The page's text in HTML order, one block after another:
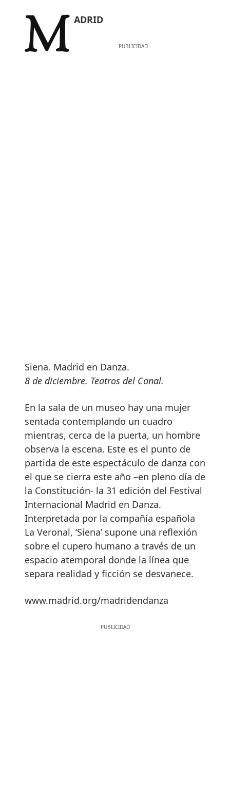
MADRID
Siena. Madrid en Danza.
8 de diciembre. Teatros del Canal.
En la sala de un museo hay una mujer
sentada contemplando un cuadro
mientras, cerca de la puerta, un hombre
observa la escena. Este es el punto de
partida de este espectáculo de danza con
el que se cierra este año –en pleno día de
la Constitución- la 31 edición del Festival
Internacional Madrid en Danza.
Interpretada por la compañía española
La Veronal, ‘Siena’ supone una reflexión
sobre el cupero humano a través de un
espacio atemporal donde la línea que
separa realidad y ficción se desvanece.
www.madrid.org/madridendanza